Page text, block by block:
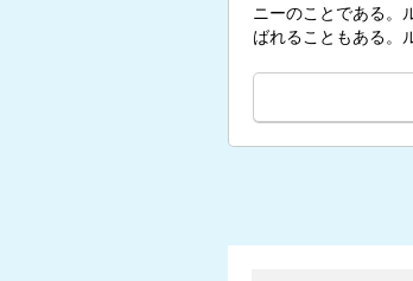
ニーのことである。
ばれることもある。